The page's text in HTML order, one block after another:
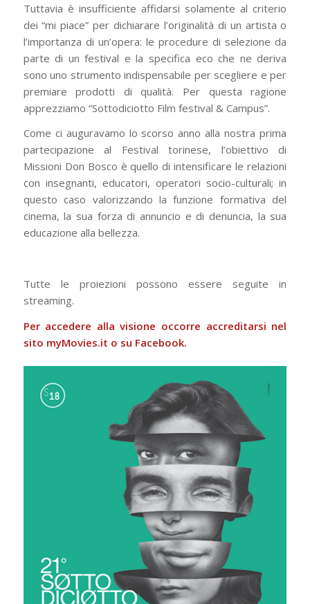
Tuttavia è insufficiente affidarsi solamente al criterio
dei “mi piace” per dichiarare l’originalità di un artista o
l’importanza di un’opera: le procedure di selezione da
parte di un festival e la specifica eco che ne deriva
sono uno strumento indispensabile per scegliere e per
premiare prodotti di qualità. Per questa ragione
apprezziamo “Sottodiciotto Film festival & Campus”.
Come ci auguravamo lo scorso anno alla nostra prima
partecipazione al Festival torinese, l’obiettivo di
Missioni Don Bosco è quello di intensificare le relazioni
con insegnanti, educatori, operatori socio-culturali; in
questo caso valorizzando la funzione formativa del
cinema, la sua forza di annuncio e di denuncia, la sua
educazione alla bellezza.
Tutte le proiezioni possono essere seguite in
streaming.
Per accedere alla visione occorre accreditarsi nel
sito myMovies.it o su Facebook.